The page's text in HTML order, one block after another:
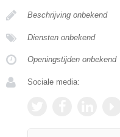
Beschrijving onbekend
Diensten onbekend
Openingstijden onbekend
Sociale media: